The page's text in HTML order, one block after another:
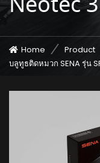
Home
Product
บลูทูธติดหมวก SENA รุ่น